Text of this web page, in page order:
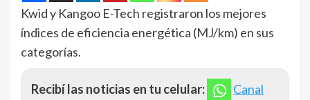
Kwid y Kangoo E-Tech registraron los mejores
índices de eficiencia energética (MJ/km) en sus
categorías.
Recibí las noticias en tu celular:
Canal